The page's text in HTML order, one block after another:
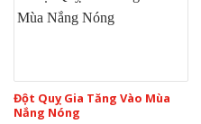
Đột Quỵ Gia Tăng Vào Mùa
Nắng Nóng